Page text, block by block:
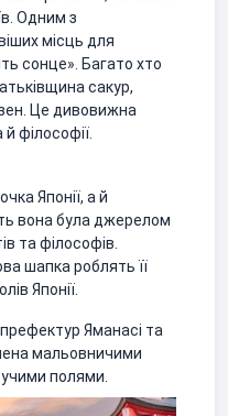
Одним з
місць для
сонце». Багато хто
сакур,
Це дивовижна
філософії.
Японії, а й
вона була джерелом
та філософів.
шапка роблять її
Японії.
Яманасі та
мальовничими
полями.